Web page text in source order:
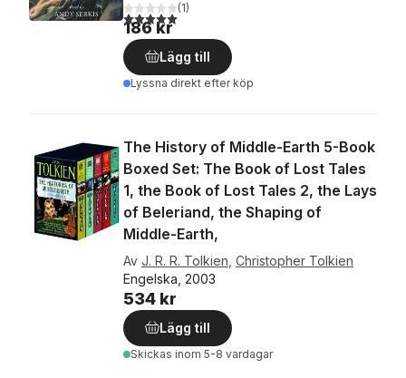
5,0utav 5 stjärnor. Totalt antal röster:
(1)
186 kr
Lägg till
Lyssna direkt efter köp
The History of Middle-Earth 5-Book
Boxed Set: The Book of Lost Tales
1, the Book of Lost Tales 2, the Lays
of Beleriand, the Shaping of
Middle-Earth,
Av J. R. R. Tolkien Christopher Tolkien
Engelska, 2003
534 kr
Lägg till
Skickas inom 5-8 vardagar